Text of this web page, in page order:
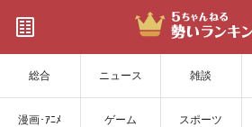
総合 ニュース 雑談
漫画･ｱﾆﾒ ゲーム スポーツ
サイトを更新